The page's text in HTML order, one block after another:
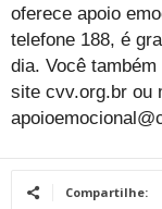
oferece apoio
telefone 188, é
dia. Você
site cvv.org.br ou
Compartilhe: